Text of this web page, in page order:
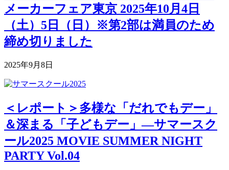
メーカーフェア東京 2025年10月4日
（土）5日（日）※第2部は満員のため
締め切りました
2025年9月8日
＜レポート＞多様な「だれでもデー」
＆深まる「子どもデー」―サマースク
ール2025 MOVIE SUMMER NIGHT
PARTY Vol.04